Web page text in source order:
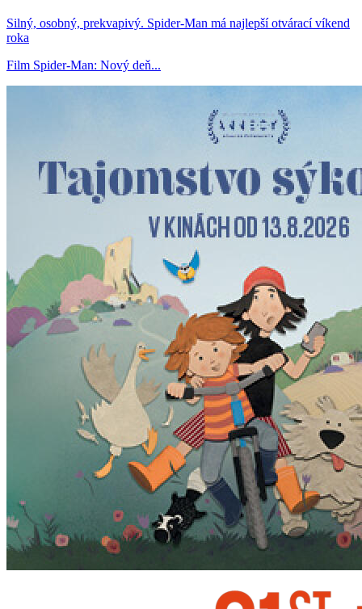
Silný, osobný, prekvapivý. Spider-Man má najlepší otvárací víkend
roka
Film Spider-Man: Nový deň...